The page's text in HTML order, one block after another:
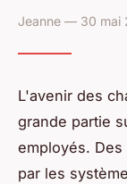
Jeanne — 30 mai
L'avenir des
grande partie
employés.
par les